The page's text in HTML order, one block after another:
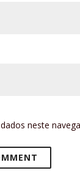
neste